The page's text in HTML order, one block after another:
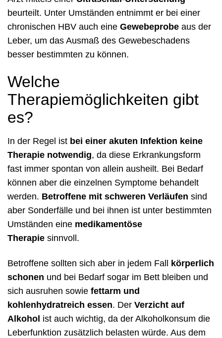
beurteilt. Unter Umständen entnimmt er bei einer
chronischen HBV auch eine Gewebeprobe aus der
Leber, um das Ausmaß des Gewebeschadens
besser bestimmten zu können.
Welche
Therapiemöglichkeiten gibt
es?
In der Regel ist bei einer akuten Infektion keine
Therapie notwendig, da diese Erkrankungsform
fast immer spontan von allein ausheilt. Bei Bedarf
können aber die einzelnen Symptome behandelt
werden. Betroffene mit schweren Verläufen sind
aber Sonderfälle und bei ihnen ist unter bestimmten
Umständen eine medikamentöse
Therapie sinnvoll.
Betroffene sollten sich aber in jedem Fall körperlich
schonen und bei Bedarf sogar im Bett bleiben und
sich ausruhen sowie fettarm und
kohlenhydratreich essen. Der Verzicht auf
Alkohol ist auch wichtig, da der Alkoholkonsum die
Leberfunktion zusätzlich belasten würde. Aus dem